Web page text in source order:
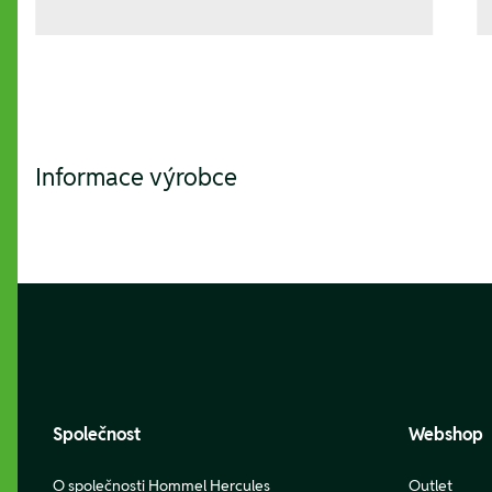
Informace výrobce
Společnost
O společnosti Hommel Hercules
Webshop
Outlet